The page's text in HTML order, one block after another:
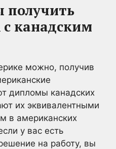
канадским
можно, получив
дипломы канадских
их эквивалентными
в американских
у вас есть
на работу, вы